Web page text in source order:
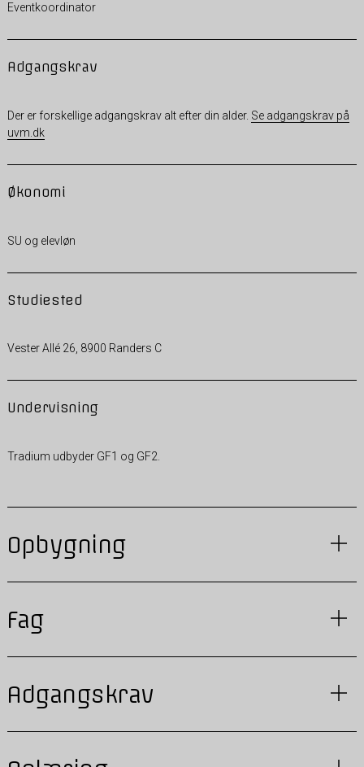
Eventkoordinator
Adgangskrav
Der er forskellige adgangskrav alt efter din alder. Se adgangskrav på
uvm.dk
Økonomi
SU og elevløn
Studiested
Vester Allé 26, 8900 Randers C
Undervisning
Tradium udbyder GF1 og GF2.
Opbygning
Fag
Adgangskrav